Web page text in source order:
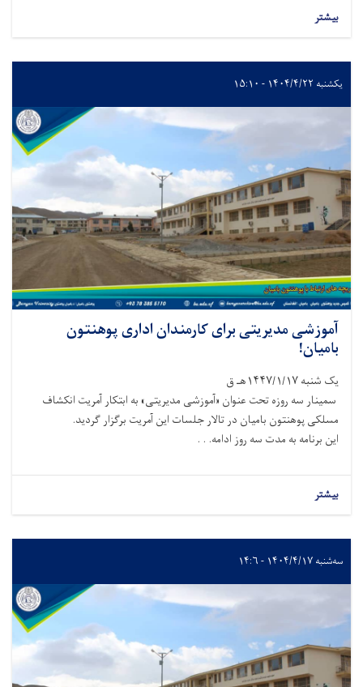
بیشتر
یکشنبه ۱۴۰۴/۴/۲۲ - ۱۵:۱۰
آموزشی مدیریتی برای کارمندان اداری پوهنتون
بامیان!
یک شنبه ۱۴۴۷/۱/۱۷هـ ق
سمینار سه روزه تحت عنوان «آموزشی مدیریتی» به ابتکار آمریت انکشاف
مسلکی پوهنتون بامیان در تالار جلسات این آمریت برگزار گردید.
این برنامه به مدت سه روز ادامه. . .
بیشتر
سه‌شنبه ۱۴۰۴/۴/۱۷ - ۱۴:۶